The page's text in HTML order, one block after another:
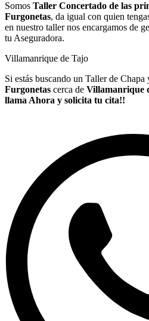
Somos Taller Concertado de las
Furgonetas, da igual con quien
en nuestro taller nos encargamos de
tu Aseguradora.
Villamanrique de Tajo
Si estás buscando un Taller de Chapa
Furgonetas cerca de Villamanrique
llama Ahora y solicita tu cita!!